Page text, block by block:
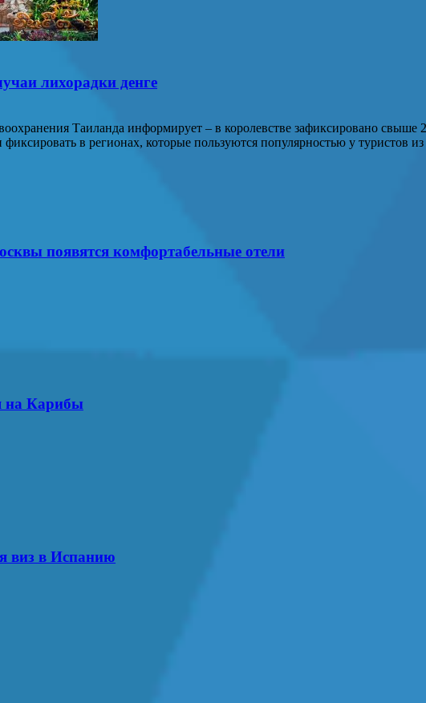
лихорадки денге
Таиланда информирует – в королевстве зафиксировано
фиксировать в регионах, которые пользуются популярностью у
появятся комфортабельные отели
на Карибы
виз в Испанию